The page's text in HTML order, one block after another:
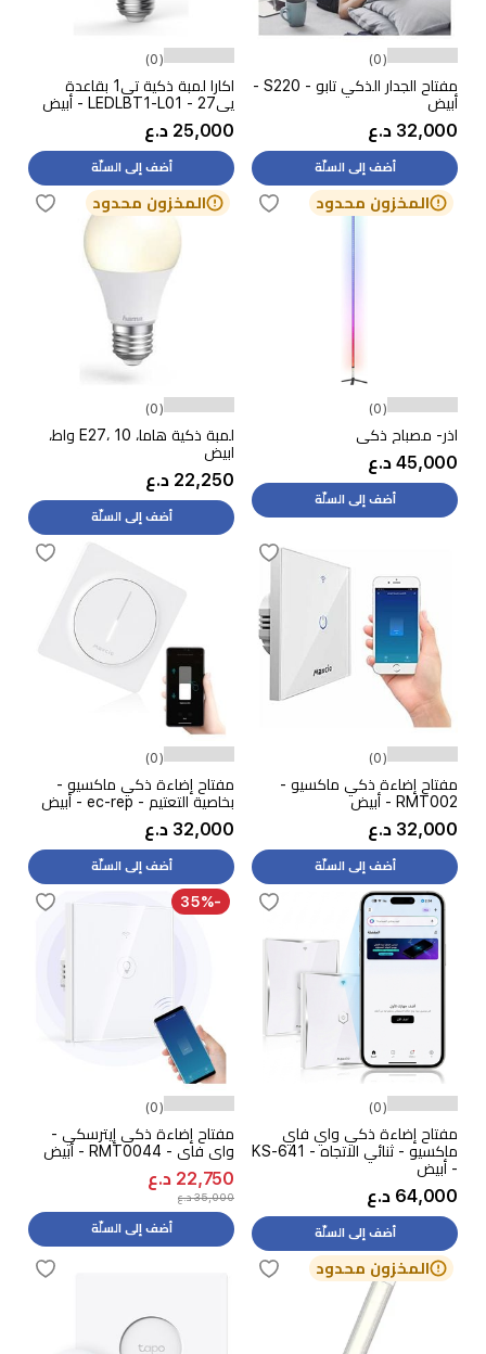
(0)
مفتاح الجدار الذكي تابو - S220 -
أبيض
32,000 د.ع
أضف إلى السلّة
(0)
اكارا لمبة ذكية تي1 بقاعدة
يي27 - LEDLBT1-L01 - أبيض
25,000 د.ع
أضف إلى السلّة
المخزون محدود
(0)
اذر- مصباح ذكي
45,000 د.ع
أضف إلى السلّة
المخزون محدود
(0)
لمبة ذكية هاما، E27، 10 واط،
ابيض
22,250 د.ع
أضف إلى السلّة
(0)
مفتاح إضاءة ذكي ماكسيو -
RMT002 - أبيض
32,000 د.ع
أضف إلى السلّة
(0)
مفتاح إضاءة ذكي ماكسيو -
بخاصية التعتيم - ec-rep - أبيض
32,000 د.ع
أضف إلى السلّة
(0)
مفتاح إضاءة ذكي واي فاي
ماكسيو - ثنائي الاتجاه - KS-641
- أبيض
64,000 د.ع
أضف إلى السلّة
-35%
(0)
مفتاح إضاءة ذكي إيترسكي -
واي فاي - RMT0044 - أبيض
22,750 د.ع
35,000 د.ع
أضف إلى السلّة
المخزون محدود